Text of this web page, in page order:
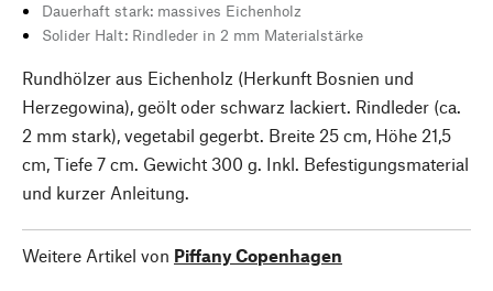
Dauerhaft stark: massives Eichenholz
Solider Halt: Rindleder in 2 mm Materialstärke
Rundhölzer aus Eichenholz (Herkunft Bosnien und
Herzegowina), geölt oder schwarz lackiert. Rindleder (ca.
2 mm stark), vegetabil gegerbt. Breite 25 cm, Höhe 21,5
cm, Tiefe 7 cm. Gewicht 300 g. Inkl. Befestigungsmaterial
und kurzer Anleitung.
Weitere Artikel von Piffany Copenhagen